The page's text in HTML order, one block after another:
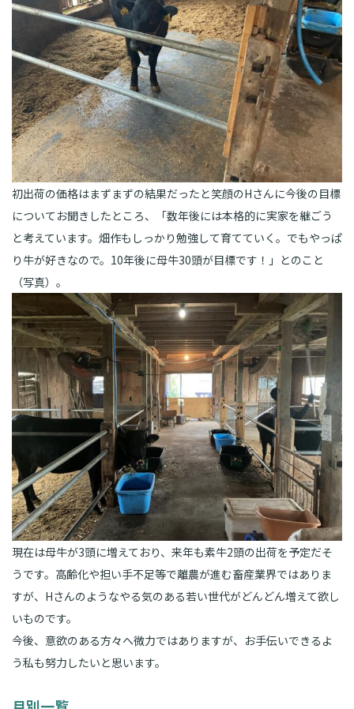
初出荷の価格はまずまずの結果だったと笑顔のHさんに今後の目標
についてお聞きしたところ、「数年後には本格的に実家を継ごう
と考えています。畑作もしっかり勉強して育てていく。でもやっぱ
り牛が好きなので。10年後に母牛30頭が目標です！」とのこと
（写真）。
現在は母牛が3頭に増えており、来年も素牛2頭の出荷を予定だそ
うです。高齢化や担い手不足等で離農が進む畜産業界ではありま
すが、Hさんのようなやる気のある若い世代がどんどん増えて欲し
いものです。
今後、意欲のある方々へ微力ではありますが、お手伝いできるよ
う私も努力したいと思います。